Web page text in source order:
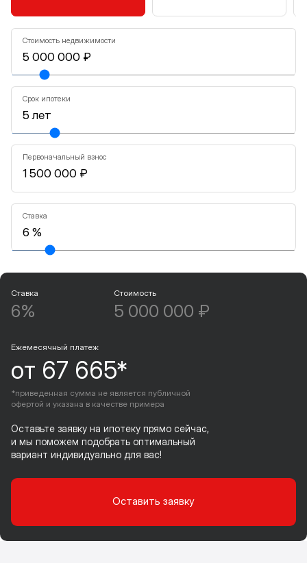
Стоимость недвижимости
Срок ипотеки
Первоначальный взнос
Ставка
Ставка
6%
Стоимость
5 000 000 ₽
Ежемесячный платеж
от 67 665*
*приведенная сумма не является публичной
офертой и указана в качестве примера
Оставьте заявку на ипотеку прямо сейчас,
и мы поможем подобрать оптимальный
вариант индивидуально для вас!
Оставить заявку